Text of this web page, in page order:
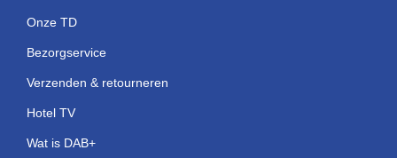
Onze TD
Bezorgservice
Verzenden & retourneren
Hotel TV
Wat is DAB+